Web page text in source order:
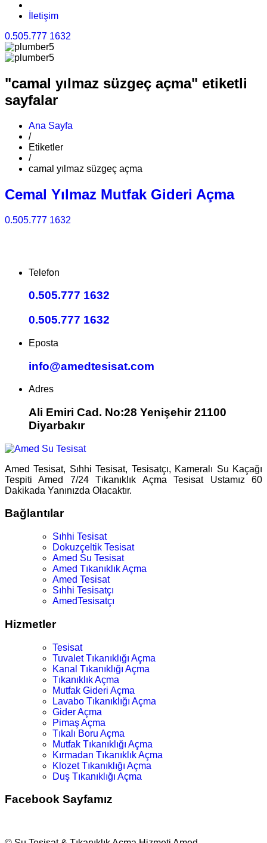
İletişim
0.505.777 1632
"camal yılmaz süzgeç açma" etiketli
sayfalar
Ana Sayfa
/
Etiketler
/
camal yılmaz süzgeç açma
Cemal Yılmaz Mutfak Gideri Açma
0.505.777 1632
Telefon
0.505.777 1632
0.505.777 1632
Eposta
info@amedtesisat.com
Adres
Ali Emiri Cad. No:28 Yenişehir 21100
Diyarbakır
Amed Tesisat, Sıhhi Tesisat, Tesisatçı, Kameralı Su Kaçağı
Tespiti Amed 7/24 Tıkanıklık Açma Tesisat Ustamız 60
Dakikada Yanınızda Olacaktır.
Bağlantılar
Sıhhi Tesisat
Dokuzçeltik Tesisat
Amed Su Tesisat
Amed Tıkanıklık Açma
Amed Tesisat
Sıhhi Tesisatçı
AmedTesisatçı
Hizmetler
Tesisat
Tuvalet Tıkanıklığı Açma
Kanal Tıkanıklığı Açma
Tıkanıklık Açma
Mutfak Gideri Açma
Lavabo Tıkanıklığı Açma
Gider Açma
Pimaş Açma
Tıkalı Boru Açma
Mutfak Tıkanıklığı Açma
Kırmadan Tıkanıklık Açma
Klozet Tıkanıklığı Açma
Duş Tıkanıklığı Açma
Facebook Sayfamız